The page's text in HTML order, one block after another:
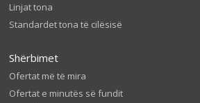
Linjat tona
Standardet tona të cilësisë
Shërbimet
Ofertat më të mira
Ofertat e minutës së fundit